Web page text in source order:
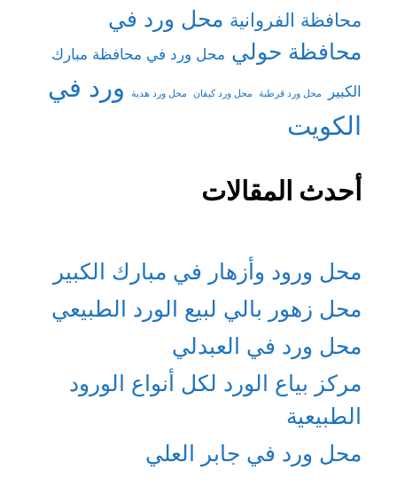
محافظة الفروانية محل ورد في
محافظة حولي محل ورد في محافظة مبارك
الكبير
محل ورد قرطبة محل ورد كيفان محل ورد هدية
ورد في
الكويت
أحدث المقالات
محل ورود وأزهار في مبارك الكبير
محل زهور بالي لبيع الورد الطبيعي
محل ورد في العبدلي
مركز بياع الورد لكل أنواع الورود
الطبيعية
محل ورد في جابر العلي